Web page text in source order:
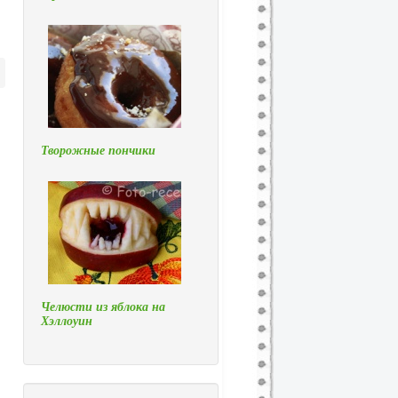
Творожные пончики
Челюсти из яблока на
Хэллоуин